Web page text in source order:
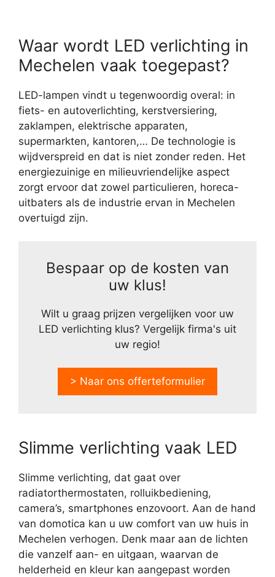
Waar wordt LED verlichting in
Mechelen vaak toegepast?
LED-lampen vindt u tegenwoordig overal: in
fiets- en autoverlichting, kerstversiering,
zaklampen, elektrische apparaten,
supermarkten, kantoren,… De technologie is
wijdverspreid en dat is niet zonder reden. Het
energiezuinige en milieuvriendelijke aspect
zorgt ervoor dat zowel particulieren, horeca-
uitbaters als de industrie ervan in Mechelen
overtuigd zijn.
Bespaar op de kosten van
uw klus!
Wilt u graag prijzen vergelijken voor uw
LED verlichting klus? Vergelijk firma's uit
uw regio!
> Naar ons offerteformulier
Slimme verlichting vaak LED
Slimme verlichting, dat gaat over
radiatorthermostaten, rolluikbediening,
camera’s, smartphones enzovoort. Aan de hand
van domotica kan u uw comfort van uw huis in
Mechelen verhogen. Denk maar aan de lichten
die vanzelf aan- en uitgaan, waarvan de
helderheid en kleur kan aangepast worden